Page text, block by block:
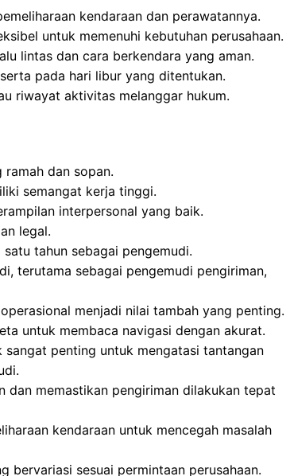
kendaraan dan perawatannya.
untuk memenuhi kebutuhan perusahaan.
lintas dan cara berkendara yang aman.
pada hari libur yang ditentukan.
riwayat aktivitas melanggar hukum.
dan sopan.
semangat kerja tinggi.
interpersonal yang baik.
legal.
tahun sebagai pengemudi.
terutama sebagai pengemudi pengiriman,
menjadi nilai tambah yang penting.
untuk membaca navigasi dengan akurat.
penting untuk mengatasi tantangan
dan memastikan pengiriman dilakukan tepat
kendaraan untuk mencegah masalah
bervariasi sesuai permintaan perusahaan.